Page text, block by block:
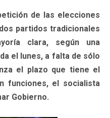
de las elecciones
partidos tradicionales
clara, según una
el lunes, a falta de sólo
el plazo que tiene el
funciones, el socialista
Gobierno.